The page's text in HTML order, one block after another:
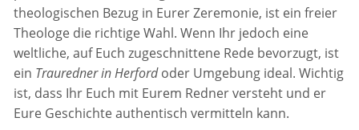
theologischen Bezug in Eurer Zeremonie, ist ein freier
Theologe die richtige Wahl. Wenn Ihr jedoch eine
weltliche, auf Euch zugeschnittene Rede bevorzugt, ist
ein Trauredner in Herfordoder Umgebung ideal. Wichtig
ist, dass Ihr Euch mit Eurem Redner versteht und er
Eure Geschichte authentisch vermitteln kann.